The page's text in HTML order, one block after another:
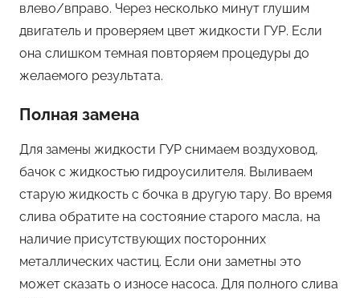
влево/вправо. Через несколько минут глушим
двигатель и проверяем цвет жидкости ГУР. Если
она слишком темная повторяем процедуры до
желаемого результата.
Полная замена
Для замены жидкости ГУР снимаем воздуховод,
бачок с жидкостью гидроусилителя. Выливаем
старую жидкость с бочка в другую тару. Во время
слива обратите на состояние старого масла, на
наличие присутствующих посторонних
металлических частиц. Если они заметны это
может сказать о износе насоса. Для полного слива